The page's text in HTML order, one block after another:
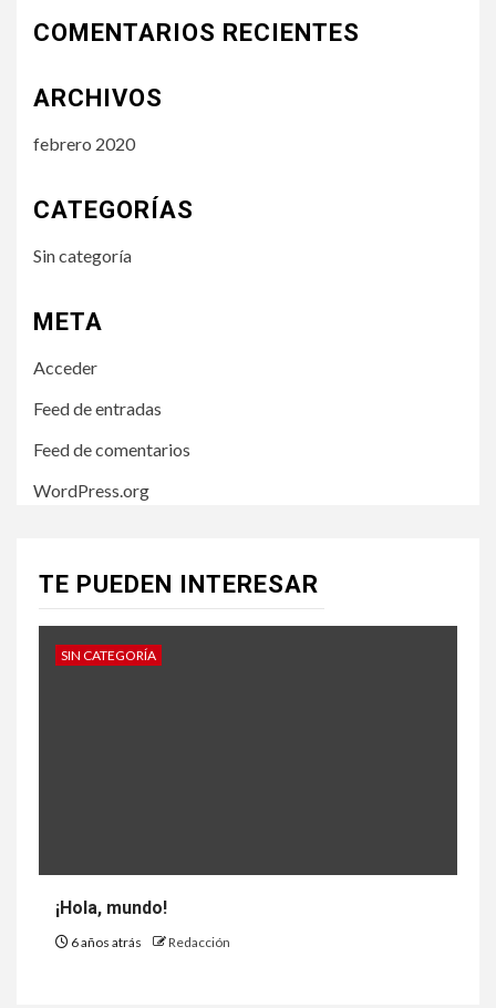
COMENTARIOS RECIENTES
ARCHIVOS
febrero 2020
CATEGORÍAS
Sin categoría
META
Acceder
Feed de entradas
Feed de comentarios
WordPress.org
TE PUEDEN INTERESAR
SIN CATEGORÍA
¡Hola, mundo!
6 años atrás Redacción